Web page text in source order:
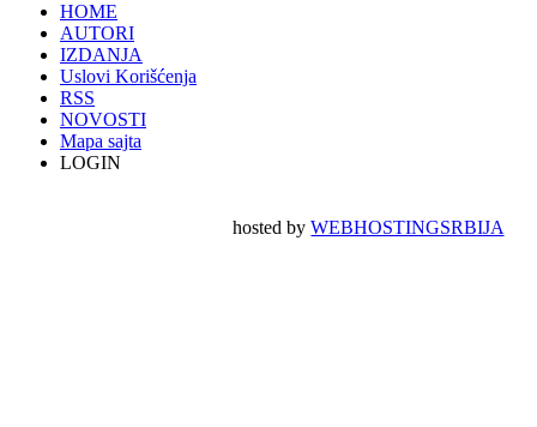
HOME
AUTORI
IZDANJA
Uslovi Korišćenja
RSS
NOVOSTI
Mapa sajta
LOGIN
hosted byWEBHOSTINGSRBIJA